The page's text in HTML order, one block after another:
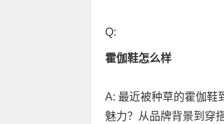
Q:
霍伽鞋怎么样
A: 最近被种草的霍伽鞋
魅力？从品牌背景到穿